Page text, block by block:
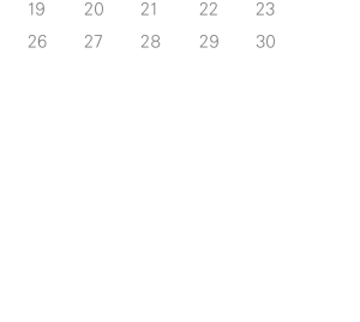
19 20 21 22
23
26 27 28 29
30